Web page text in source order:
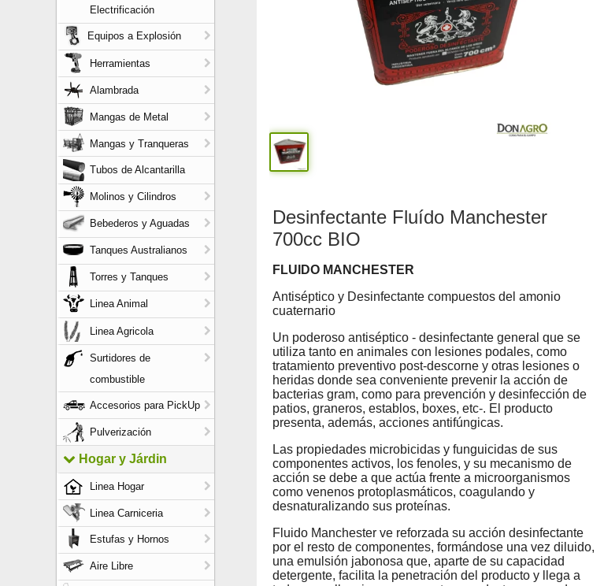
Electrificación
Equipos a Explosión
Herramientas
Alambrada
Mangas de Metal
Mangas y Tranqueras
Tubos de Alcantarilla
Molinos y Cilindros
Bebederos y Aguadas
Tanques Australianos
Torres y Tanques
Linea Animal
Linea Agricola
Surtidores de
combustible
Accesorios para PickUp
Pulverización
Hogar y Járdin
Linea Hogar
Linea Carniceria
Estufas y Hornos
Aire Libre
Desinfectante Fluído Manchester
700cc BIO
FLUIDO MANCHESTER
Antiséptico y Desinfectante compuestos del amonio
cuaternario
Un poderoso antiséptico - desinfectante general que se
utiliza tanto en animales con lesiones podales, como
tratamiento preventivo post-descorne y otras lesiones o
heridas donde sea conveniente prevenir la acción de
bacterias gram, como para prevención y desinfección de
patios, graneros, establos, boxes, etc-. El producto
presenta, además, acciones antifúngicas.
Las propiedades microbicidas y funguicidas de sus
componentes activos, los fenoles, y su mecanismo de
acción se debe a que actúa frente a microorganismos
como venenos protoplasmáticos, coagulando y
desnaturalizando sus proteínas.
Fluido Manchester ve reforzada su acción desinfectante
por el resto de componentes, formándose una vez diluido,
una emulsión jabonosa que, aparte de su capacidad
detergente, facilita la penetración del producto y llega a